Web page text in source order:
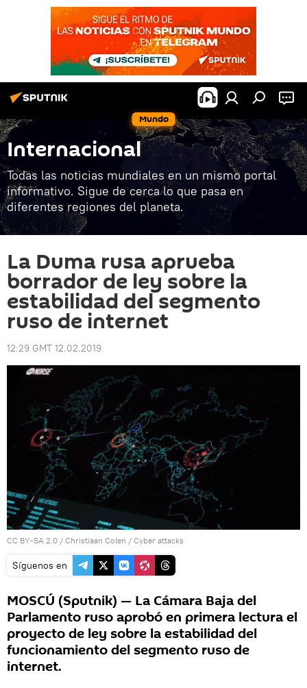
Mundo
Internacional
Todas las noticias mundiales en un mismo portal
informativo. Sigue de cerca lo que pasa en
diferentes regiones del planeta.
La Duma rusa aprueba
borrador de ley sobre la
estabilidad del segmento
ruso de internet
12:29 GMT 12.02.2019
CC BY-SA 2.0 / Christiaan Colen / Cyber attacks
Síguenos en
MOSCÚ (Sputnik) — La Cámara Baja del
Parlamento ruso aprobó en primera lectura el
proyecto de ley sobre la estabilidad del
funcionamiento del segmento ruso de
internet.